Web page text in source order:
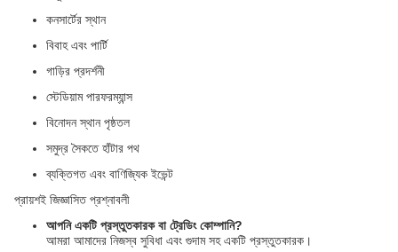
কনসার্টের স্থান
বিবাহ এবং পার্টি
গাড়ির প্রদর্শনী
স্টেডিয়াম পারফরম্যান্স
বিনোদন স্থান পৃষ্ঠতল
সমুদ্র সৈকতে হাঁটার পথ
ব্যক্তিগত এবং বাণিজ্যিক ইভেন্ট
প্রায়শই জিজ্ঞাসিত প্রশ্নাবলী
আপনি একটি প্রস্তুতকারক বা ট্রেডিং কোম্পানি?
আমরা আমাদের নিজস্ব সুবিধা এবং গুদাম সহ একটি প্রস্তুতকারক।